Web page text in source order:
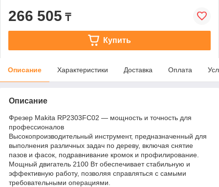
266 505 ₸
Купить
Описание Характеристики Доставка Оплата
Описание
Фрезер Makita RP2303FC02 — мощность и точность для
профессионалов
Высокопроизводительный инструмент, предназначенный для
выполнения различных задач по дереву, включая снятие
пазов и фасок, подравнивание кромок и профилирование.
Мощный двигатель 2100 Вт обеспечивает стабильную и
эффективную работу, позволяя справляться с самыми
требовательными операциями.